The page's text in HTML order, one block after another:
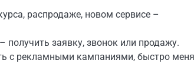
распродаже, новом сервисе –
заявку, звонок или продажу.
с рекламными кампаниями, быстро